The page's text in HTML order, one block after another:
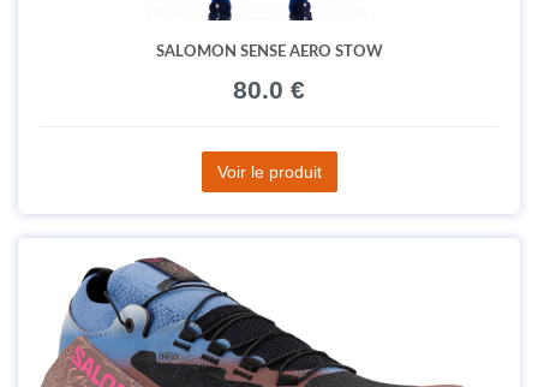
SALOMON SENSE AERO STOW
80.0 €
Voir le produit